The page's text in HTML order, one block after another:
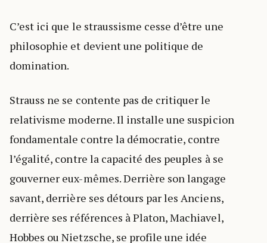
C’est ici que le straussisme cesse d’être une
philosophie et devient une politique de
domination.
Strauss ne se contente pas de critiquer le
relativisme moderne. Il installe une suspicion
fondamentale contre la démocratie, contre
l’égalité, contre la capacité des peuples à se
gouverner eux-mêmes. Derrière son langage
savant, derrière ses détours par les Anciens,
derrière ses références à Platon, Machiavel,
Hobbes ou Nietzsche, se profile une idée